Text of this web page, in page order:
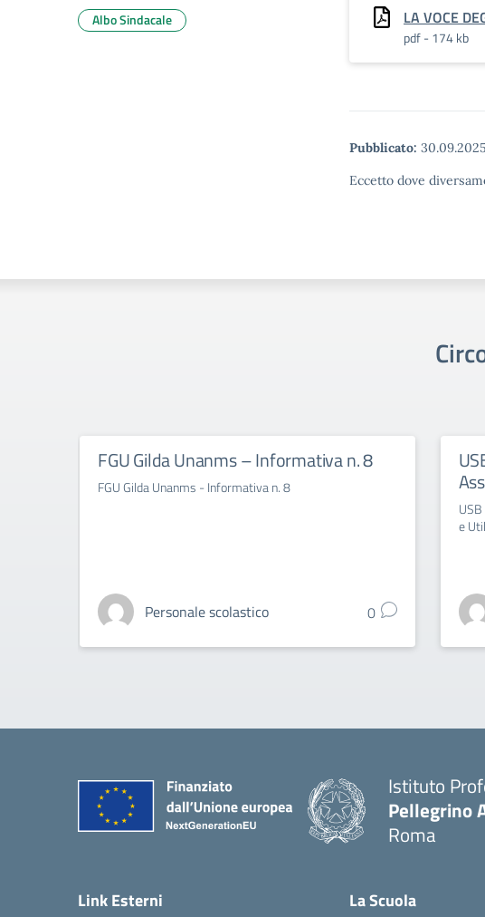
LA VOCE
pdf - 174 kb
Pubblicato: 30.09.2025
Eccetto dove
Albo Sindacale
FGU Gilda Unanms – Informativa n. 8
FGU Gilda Unanms - Informativa n. 8
Personale scolastico 0
e
Istituto
Pellegrino
Roma
Link Esterni La Scuola